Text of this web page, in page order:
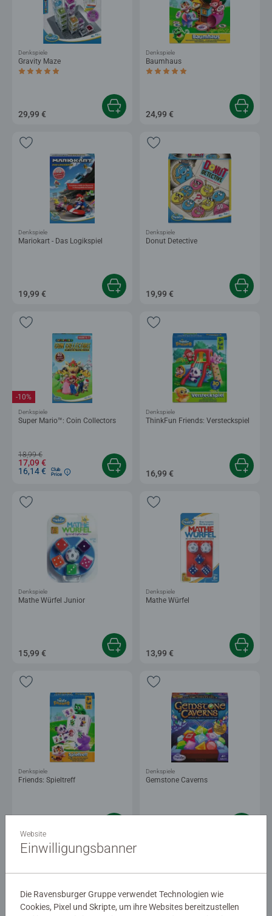
Gravity Maze
Durchschnittliche Bewertung 5,0 von 5 Sternen.
Denkspiele
29,99 €
Baumhaus
Durchschnittliche Bewertung 5,0 von 5
Denkspiele
24,99 €
Mariokart - Das Logikspiel
Denkspiele
19,99 €
Donut Detective
Denkspiele
19,99 €
Super Mario™: Coin Collectors
-10%
Denkspiele
18,99 €
17,09 €
16,14 €
Club
Price
ThinkFun Friends: Versteckspiel
Denkspiele
16,99 €
Mathe Würfel Junior
Denkspiele
15,99 €
Mathe Würfel
Denkspiele
13,99 €
Friends: Spieltreff
Denkspiele
12,99 €
Gemstone Caverns
Denkspiele
Website
Einwilligungsbanner
Die Ravensburger Gruppe verwendet Technologien wie
Cookies, Pixel und Skripte, um ihre Websites bereitzustellen